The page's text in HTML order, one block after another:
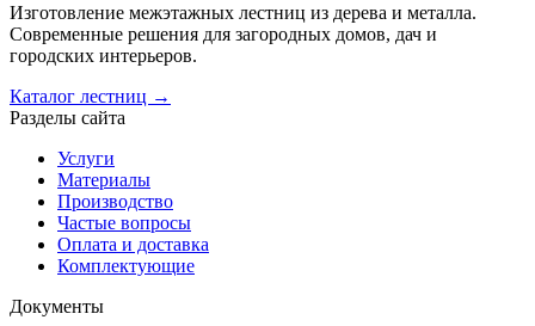
Изготовление межэтажных лестниц из дерева и металла.
Современные решения для загородных домов, дач и
городских интерьеров.
Каталог лестниц →
Разделы сайта
Услуги
Материалы
Производство
Частые вопросы
Оплата и доставка
Комплектующие
Документы